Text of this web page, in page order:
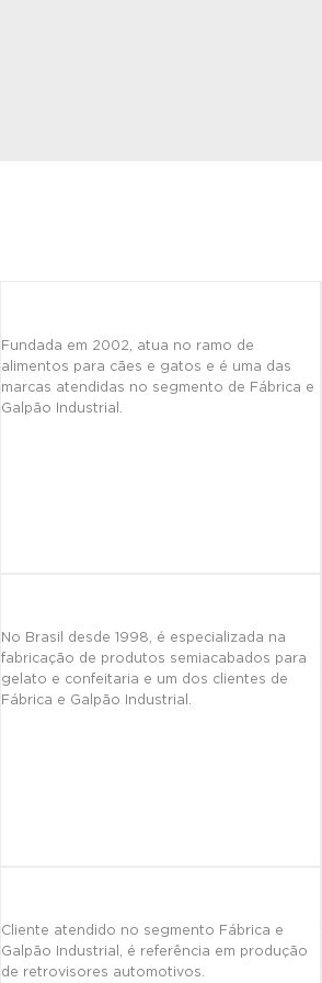
Fundada em 2002, atua no ramo de
alimentos para cães e gatos e é uma das
marcas atendidas no segmento de Fábrica e
Galpão Industrial.
No Brasil desde 1998, é especializada na
fabricação de produtos semiacabados para
gelato e confeitaria e um dos clientes de
Fábrica e Galpão Industrial.
Cliente atendido no segmento Fábrica e
Galpão Industrial, é referência em produção
de retrovisores automotivos.